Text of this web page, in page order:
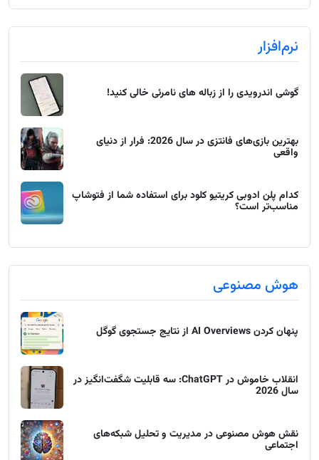
نرم‌افزار
گوشی اندرویدی را از زباله های نامرئی خالی کنید!
بهترین بازی‌های فانتزی در سال 2026: فرار از دنیای
واقعی
کدام پلن ادوبی کریتیو کلود برای استفاده شما از فتوشاپ
مناسب‌تر است؟
هوش مصنوعی
پنهان کردن AI Overviews از نتایج جستجوی گوگل
انقلاب خاموش در ChatGPT: سه قابلیت شگفت‌انگیز در
سال 2026
نقش هوش مصنوعی در مدیریت و تحلیل شبکه‌های
اجتماعی